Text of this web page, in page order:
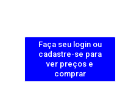
Faça seu login ou
cadastre-se para
ver preços e
comprar